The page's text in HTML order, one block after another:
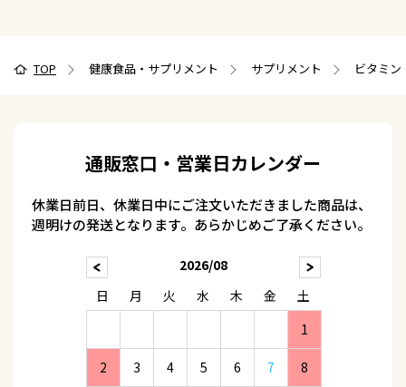
TOP 健康食品・サプリメント サプリメント ビタミ
通販窓口・営業日カレンダー
休業日前日、休業日中にご注文いただきました商品は、
週明けの発送となります。あらかじめご了承ください。
2026/08
日
月 火 水 木 金
土
1
2 3 4 5 6 7 8